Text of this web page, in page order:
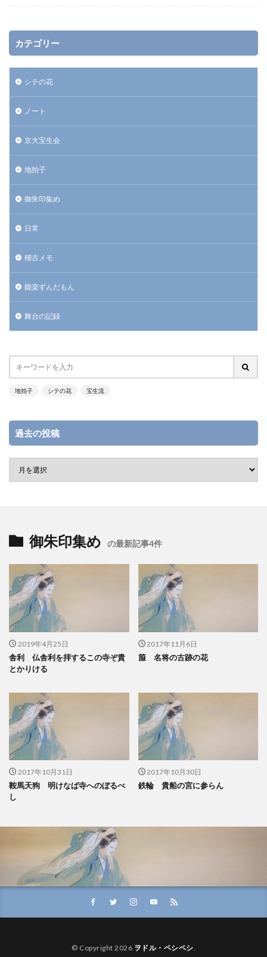
カテゴリー
シテの花
ノート
京大宝生会
地拍子
御朱印集め
日常
稽古メモ
能楽ずんだもん
舞台の記録
地拍子 シテの花 宝生流
過去の投稿
御朱印集め の最新記事4件
2019年4月25日
舎利 仏舎利を拝するこの寺ぞ貴
とかりける
2017年11月6日
箙 名将の古跡の花
2017年10月31日
鞍馬天狗 明けなば寺へのぼるべ
し
2017年10月30日
鉄輪 貴船の宮に参らん
© Copyright 2026 ヲドル・ペシペシ